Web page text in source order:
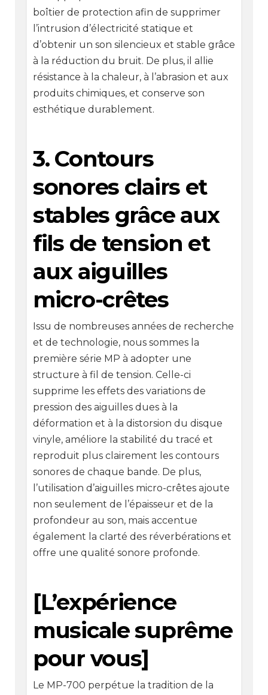
boîtier de protection afin de supprimer
l’intrusion d’électricité statique et
d’obtenir un son silencieux et stable grâce
à la réduction du bruit. De plus, il allie
résistance à la chaleur, à l’abrasion et aux
produits chimiques, et conserve son
esthétique durablement.
3. Contours
sonores clairs et
stables grâce aux
fils de tension et
aux aiguilles
micro-crêtes
Issu de nombreuses années de recherche
et de technologie, nous sommes la
première série MP à adopter une
structure à fil de tension. Celle-ci
supprime les effets des variations de
pression des aiguilles dues à la
déformation et à la distorsion du disque
vinyle, améliore la stabilité du tracé et
reproduit plus clairement les contours
sonores de chaque bande. De plus,
l’utilisation d’aiguilles micro-crêtes ajoute
non seulement de l’épaisseur et de la
profondeur au son, mais accentue
également la clarté des réverbérations et
offre une qualité sonore profonde.
[L’expérience
musicale suprême
pour vous]
Le MP-700 perpétue la tradition de la